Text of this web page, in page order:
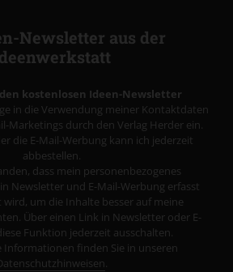
Newsletter aus der
kostenlosen Ideen-Newsletter
in die Verwendung meiner Kontaktdaten
Marketings durch den Verlag Herder ein.
die E-Mail-Werbung kann ich jederzeit
abbestellen.
dass mein personenbezogenes
Newsletter und E-Mail-Werbung erfasst
um die Inhalte besser auf meine
Über einen Link in Newsletter oder E-
Funktion jederzeit ausschalten.
Informationen finden Sie in unseren
.